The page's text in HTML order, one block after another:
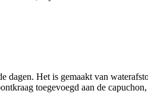
Het is gemaakt van
toegevoegd aan de